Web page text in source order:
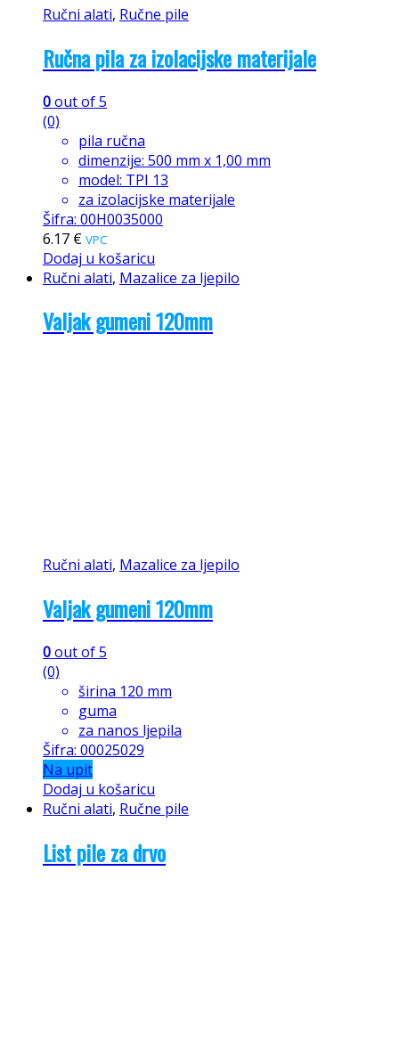
Ručni alati, Ručne pile
Ručna pila za izolacijske materijale
0out of 5
(0)
pila ručna
dimenzije: 500 mm x 1,00 mm
model: TPI 13
za izolacijske materijale
Šifra: 00H0035000
6.17 € VPC
Dodaj u košaricu
Ručni alati, Mazalice za ljepilo
Valjak gumeni 120mm
Ručni alati, Mazalice za ljepilo
Valjak gumeni 120mm
0out of 5
(0)
širina 120 mm
guma
za nanos ljepila
Šifra: 00025029
Na upit
Dodaj u košaricu
Ručni alati, Ručne pile
List pile za drvo